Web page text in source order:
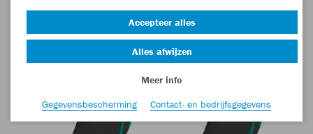
Accepteer alles
Alles afwijzen
Meer info
Gegevensbescherming
Contact- en bedrijfsgegevens